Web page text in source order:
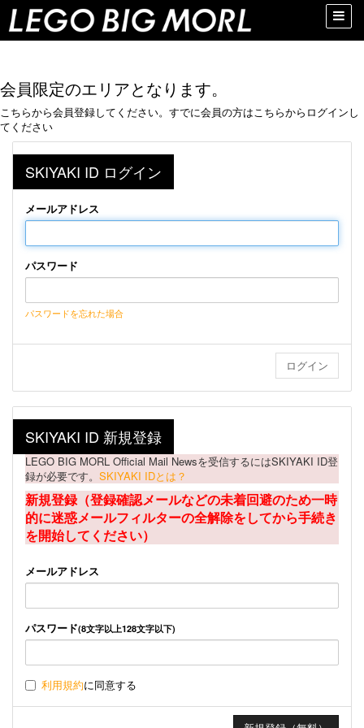
Toggle
会員限定のエリアとなります。
こちらから会員登録してください。すでに会員の方はこちらからログインし
てください
SKIYAKI ID ログイン
メールアドレス
パスワード
パスワードを忘れた場合
SKIYAKI ID 新規登録
LEGO BIG MORL Official Mail Newsを受信するにはSKIYAKI ID登
録が必要です。 SKIYAKI IDとは？
新規登録（登録確認メールなどの未着回避のため一時
的に迷惑メールフィルターの全解除をしてから手続き
を開始してください）
メールアドレス
パスワード(8文字以上128文字以下)
利用規約に同意する